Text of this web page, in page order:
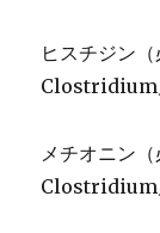
ヒスチジン
Clostridium
メチオニン
Clostridium